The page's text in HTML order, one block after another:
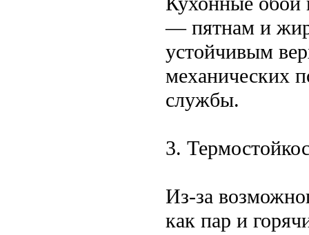
— пятнам и
устойчивым
механических
службы.
3.
Из-за
как пар и